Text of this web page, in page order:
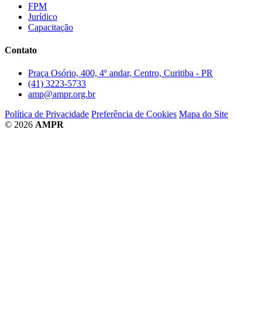
FPM
Jurídico
Capacitação
Contato
Praça Osório, 400, 4º andar, Centro, Curitiba - PR
(41) 3223-5733
amp@ampr.org.br
Política de Privacidade Preferência de Cookies Mapa do Site
© 2026 AMPR